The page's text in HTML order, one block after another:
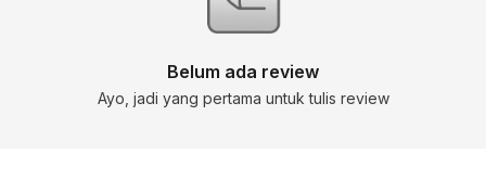
Belum ada review
Ayo, jadi yang pertama untuk tulis review